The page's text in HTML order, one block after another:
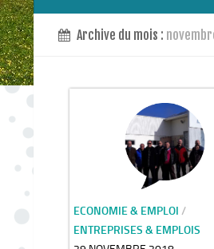
Archive du mois :
ECONOMIE & EMPLOI /
ENTREPRISES & EMPLOIS